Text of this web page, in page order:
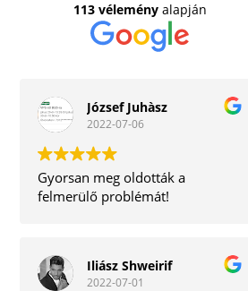
113 véleményalapján
József Juhàsz
2022-07-06
Gyorsan meg oldották a
felmerülő problémát!
Iliász Shweirif
2022-07-01